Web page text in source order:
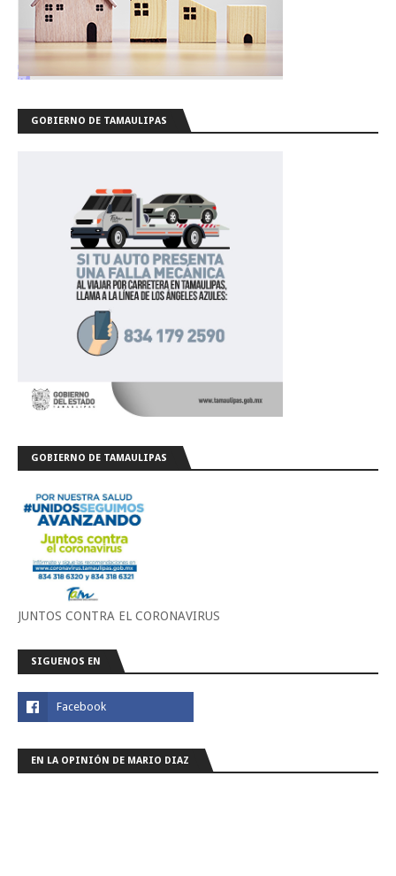
GOBIERNO DE TAMAULIPAS
GOBIERNO DE TAMAULIPAS
JUNTOS CONTRA EL CORONAVIRUS
SIGUENOS EN
EN LA OPINIÓN DE MARIO DIAZ